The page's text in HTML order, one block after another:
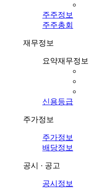
주주정보
주주총회
재무정보
요약재무정보
신용등급
주가정보
주가정보
배당정보
공시 · 공고
공시정보